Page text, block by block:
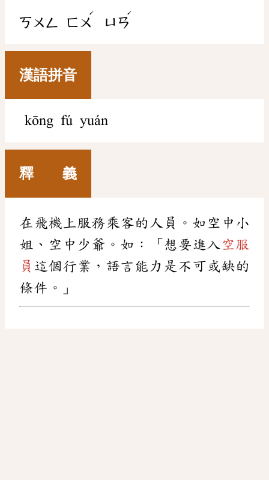
ㄎㄨㄥ ㄈㄨ
ˊ
ㄩㄢ
ˊ
漢語拼音
kōng fú yuán
釋 義
在飛機上服務乘客的人員。如空中小
姐、空中少爺。如：「想要進入 空服
員 這個行業，語言能力是不可或缺的
條件。」